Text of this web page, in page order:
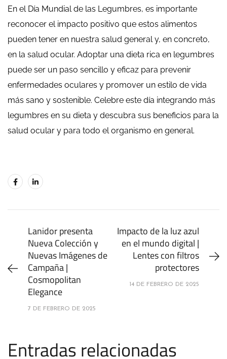
En el Día Mundial de las Legumbres, es importante
reconocer el impacto positivo que estos alimentos
pueden tener en nuestra salud general y, en concreto,
en la salud ocular. Adoptar una dieta rica en legumbres
puede ser un paso sencillo y eficaz para prevenir
enfermedades oculares y promover un estilo de vida
más sano y sostenible. Celebre este día integrando más
legumbres en su dieta y descubra sus beneficios para la
salud ocular y para todo el organismo en general.
Lanidor presenta
Nueva Colección y
Nuevas Imágenes de
Campaña |
Cosmopolitan
Elegance
7 DE FEBRERO DE 2025
Impacto de la luz azul
en el mundo digital |
Lentes con filtros
protectores
14 DE FEBRERO DE 2025
Entradas relacionadas